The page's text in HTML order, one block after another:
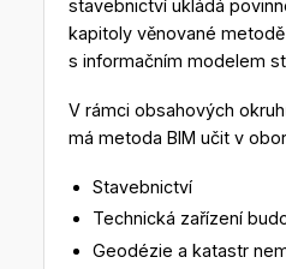
stavebnictví ukládá
kapitoly věnované metodě
s informačním modelem
V rámci obsahových
má metoda BIM učit v
Stavebnictví
Technická zařízení
Geodézie a katastr